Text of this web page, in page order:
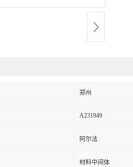
郑州
A231949
阿尔法
材料中间体